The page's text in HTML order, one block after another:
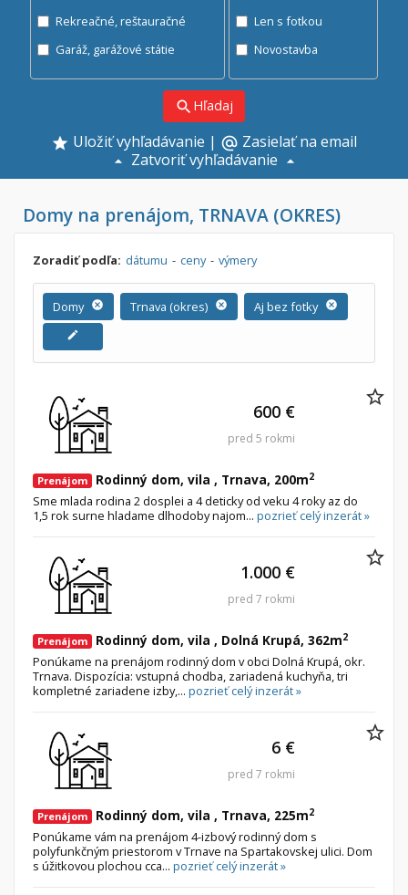
Rekreačné, reštauračné
Garáž, garážové státie
Len s fotkou
Novostavba
search Hľadaj
Uložiť vyhľadávanie | alternate_email Zasielať na email
Zatvoriť vyhľadávanie
Domy na prenájom, TRNAVA (OKRES)
Zoradiť podľa: dátumu - ceny - výmery
Domy cancel Trnava (okres) cancel Aj bez fotky cancel
edit
Prenájom Rodinný dom, vila , Trnava, 200m2
Sme mlada rodina 2 dosplei a 4 deticky od veku 4 roky az do
1,5 rok surne hladame dlhodoby najom... pozrieť celý inzerát »
600 €
pred 5 rokmi
Prenájom Rodinný dom, vila , Dolná Krupá, 362m2
Ponúkame na prenájom rodinný dom v obci Dolná Krupá, okr.
Trnava. Dispozícia: vstupná chodba, zariadená kuchyňa, tri
kompletné zariadene izby,... pozrieť celý inzerát »
1.000 €
pred 7 rokmi
Prenájom Rodinný dom, vila , Trnava, 225m2
Ponúkame vám na prenájom 4-izbový rodinný dom s
polyfunkčným priestorom v Trnave na Spartakovskej ulici. Dom
s úžitkovou plochou cca... pozrieť celý inzerát »
6 €
pred 7 rokmi